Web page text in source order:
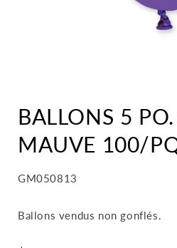
BALLONS 5
MAUVE 100/
SKU:
GM050813
Ballons vendus non gonflés.